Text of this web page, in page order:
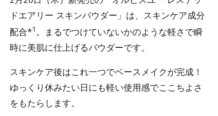
ドエアリー スキンパウダー」は、スキンケア成分
配合*1 。まるでつけていないかのような軽さで瞬
時に美肌に仕上げるパウダーです。
スキンケア後はこれ一つでベースメイクが完成！
ゆっくり休みたい日にも軽い使用感でここちよさ
をもたらします。